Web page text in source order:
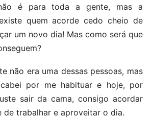
é para toda a gente, mas a
quem acorde cedo cheio de
um novo dia! Mas como será que
não era uma dessas pessoas, mas
por me habituar e hoje, por
sair da cama, consigo acordar
de trabalhar e aproveitar o dia.